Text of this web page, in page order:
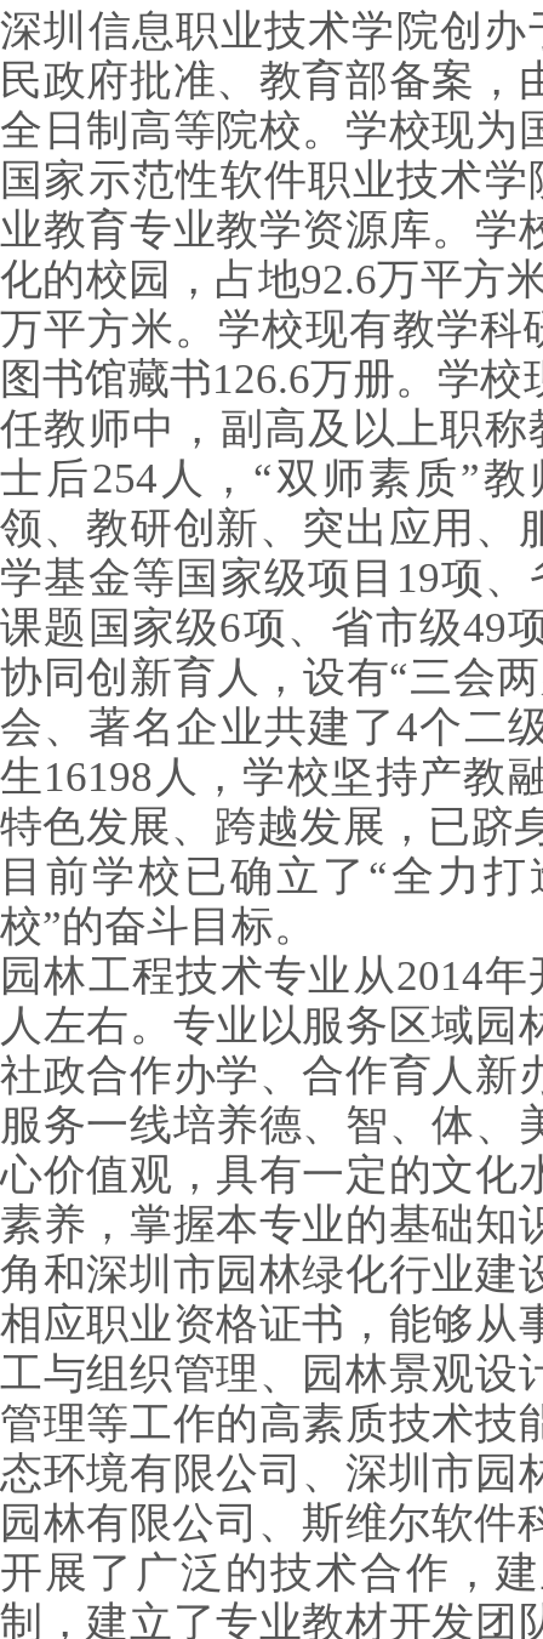
关于2026年度广东园林学会研究项目评审结果的公示
深圳信息职业技术学院创
民政府批准、教育部备案，
全日制高等院校。学校现为
国家示范性软件职业技术
业教育专业教学资源库。学
化的校园，占地92.6万平方
万平方米。学校现有教学科
图书馆藏书126.6万册。学
任教师中，副高及以上职
士后254人，“双师素质”
领、教研创新、突出应用、
学基金等国家级项目19项
课题国家级6项、省市级49
协同创新育人，设有“三会
会、著名企业共建了4个二
生16198人，学校坚持产教
特色发展、跨越发展，已跻
目前学校已确立了“全力
校”的奋斗目标。
园林工程技术专业从2014
人左右。专业以服务区域园
社政合作办学、合作育人新
服务一线培养德、智、体、
心价值观，具有一定的文化
素养，掌握本专业的基础知
角和深圳市园林绿化行业建
相应职业资格证书，能够从
工与组织管理、园林景观设
管理等工作的高素质技术技
态环境有限公司、深圳市园
园林有限公司、斯维尔软件
开展了广泛的技术合作，
制，建立了专业教材开发团